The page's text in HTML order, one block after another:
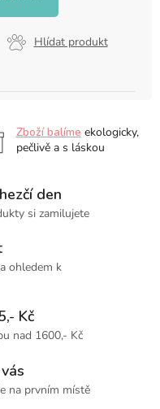
Hlídat produkt
Zboží balíme ekologicky,
pečlivě a s láskou
den
si zamilujete
ohledem k
Kč
nad 1600,- Kč
na prvním místě